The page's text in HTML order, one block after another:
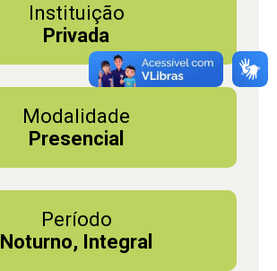
Instituição
Privada
Modalidade
Presencial
Período
Noturno, Integral